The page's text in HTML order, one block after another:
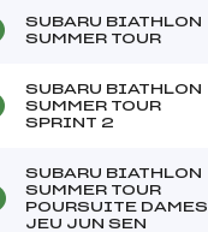
SUBARU BIATHLON
SUMMER TOUR
SUBARU BIATHLON
SUMMER TOUR
SPRINT 2
SUBARU BIATHLON
SUMMER TOUR
POURSUITE DAMES
JEU JUN SEN